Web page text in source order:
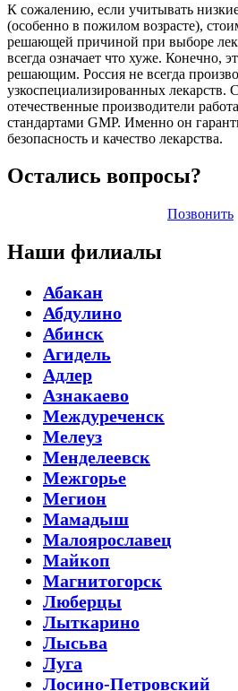
К сожалению, если учитывать
(особенно в пожилом возрасте),
решающей причиной при выборе
всегда означает что хуже. Конечно,
решающим. Россия не всегда
узкоспециализированных лекарств.
отечественные производители
стандартами GMP. Именно он
безопасность и качество лекарства.
Остались вопросы?
Позвонить
Наши филиалы
Абакан
Абдулино
Абинск
Агидель
Адлер
Азнакаево
Междуреченск
Мелеуз
Менделеевск
Межгорье
Мегион
Мамадыш
Малоярославец
Майкоп
Магнитогорск
Люберцы
Лыткарино
Лысьва
Луга
Лосино-Петровский